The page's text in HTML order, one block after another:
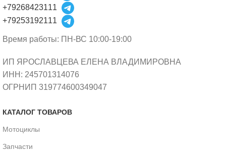
+79268423111
+79253192111
Время работы: ПН-ВС 10:00-19:00
ИП ЯРОСЛАВЦЕВА ЕЛЕНА ВЛАДИМИРОВНА
ИНН: 245701314076
ОГРНИП 319774600349047
КАТАЛОГ ТОВАРОВ
Мотоциклы
Запчасти